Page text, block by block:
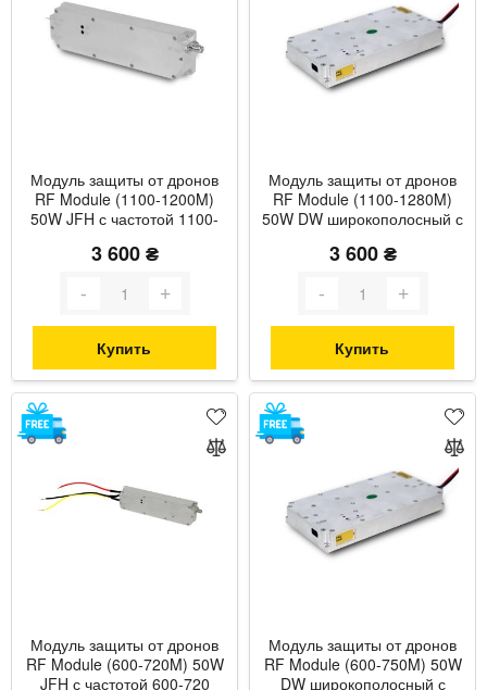
Модуль защиты от дронов
RF Module (1100-1200M)
50W JFH с частотой 1100-
мощностью до 50 Вт
3 600 ₴
Купить
Модуль защиты от дронов
RF Module (1100-1280M)
50W DW широкополосный с
мощностью до 55 Вт с
3 600 ₴
Купить
Модуль защиты от дронов
RF Module (600-720M) 50W
JFH с частотой 600-720
Модуль защиты от дронов
RF Module (600-750M) 50W
DW широкополосный с